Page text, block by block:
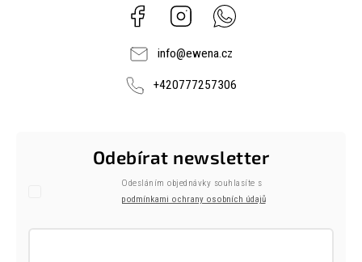
Facebook Instagram
info@ewena.cz
+420777257306
Odebírat newsletter
Odesláním objednávky souhlasíte s
podmínkami ochrany osobních údajů